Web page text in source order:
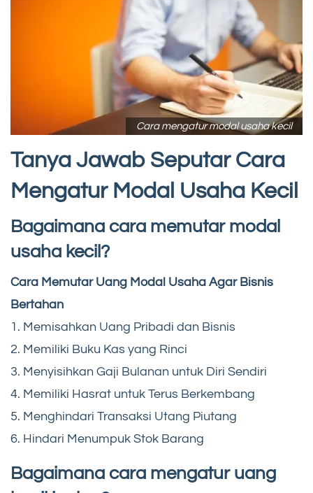
Cara mengatur modal usaha kecil
Tanya Jawab Seputar Cara
Mengatur Modal Usaha Kecil
Bagaimana cara memutar modal
usaha kecil?
Cara Memutar Uang Modal Usaha Agar Bisnis
Bertahan
1. Memisahkan Uang Pribadi dan Bisnis
2. Memiliki Buku Kas yang Rinci
3. Menyisihkan Gaji Bulanan untuk Diri Sendiri
4. Memiliki Hasrat untuk Terus Berkembang
5. Menghindari Transaksi Utang Piutang
6. Hindari Menumpuk Stok Barang
Bagaimana cara mengatur uang